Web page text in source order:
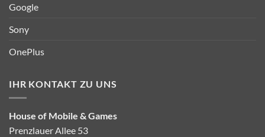
Google
Sony
OnePlus
IHR KONTAKT ZU UNS
House of Mobile & Games
Prenzlauer Allee 53